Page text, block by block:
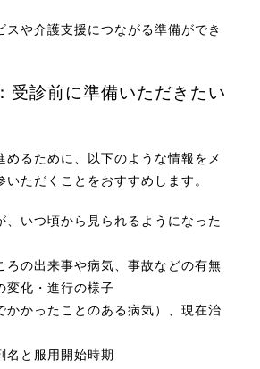
スや介護支援につながる準備ができ
受診前に準備いただきたい
めるために、以下のような情報をメ
いただくことをおすすめします。
、いつ頃から見られるようになった
ろの出来事や病気、事故などの有無
変化・進行の様子
かかったことのある病気）、現在治
名と服用開始時期